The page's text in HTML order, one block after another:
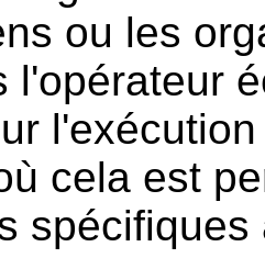
ou les
l'opérateur
cela est